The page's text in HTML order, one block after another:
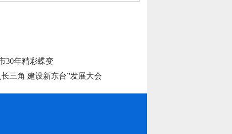
30年精彩蝶变
三角 建设新东台”发展大会